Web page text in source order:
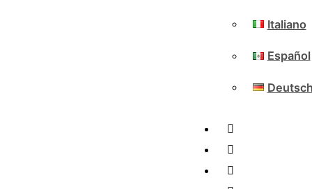
Italiano
Español